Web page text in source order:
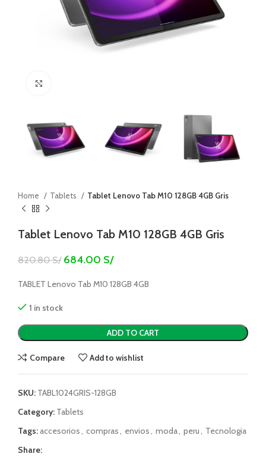
Home Tablets Tablet Lenovo Tab M10 128GB 4GB Gris
Tablet Lenovo Tab M10 128GB 4GB Gris
820.80S/ 684.00 S/
TABLET Lenovo Tab M10 128GB 4GB
1 in stock
ADD TO CART
Compare Add to wishlist
SKU: TABL1024GRIS-128GB
Category: Tablets
Tags: accesorios, compras, envios, moda, peru, Tecnologia
Share: